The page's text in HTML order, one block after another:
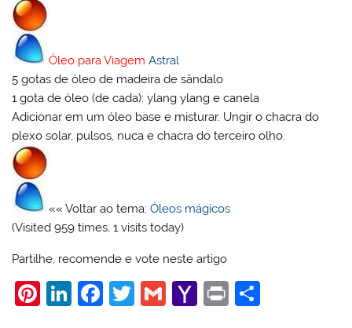
Óleo para ViagemAstral
5 gotas de óleo de madeira de sândalo
1 gota de óleo (de cada): ylang ylang e canela
Adicionar em um óleo base e misturar. Ungir o chacra do
plexo solar, pulsos, nuca e chacra do terceiro olho.
«« Voltar ao tema:Óleos mágicos
(Visited 959 times, 1 visits today)
Partilhe, recomende e vote neste artigo
Pi Li F
T
G
Y
Pr